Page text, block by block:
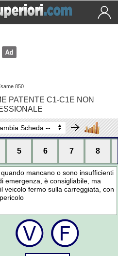
850
PATENTE C1-C1E NON
5 6 7 8
mancano o sono insufficienti
emergenza, è consigliabile, ma
veicolo fermo sulla carreggiata, con